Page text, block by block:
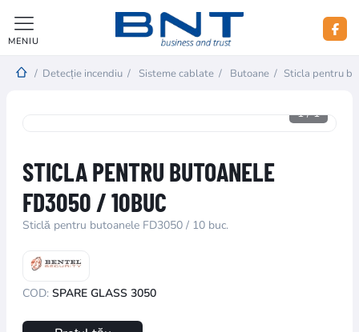
MENIU
/ Detecție incendiu / Sisteme cablate / Butoane / Sticla pentru
1/1
STICLA PENTRU BUTOANELE
FD3050 / 10BUC
Sticlă pentru butoanele FD3050 / 10 buc.
COD: SPARE GLASS 3050